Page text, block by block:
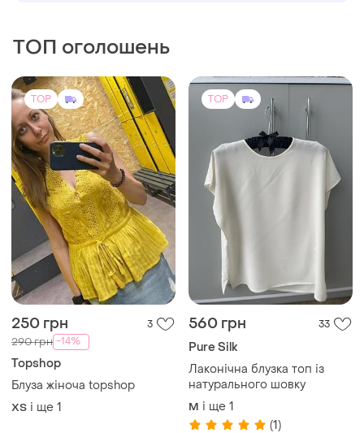
ТОП оголошень
TOP
250 грн 3
290 грн -14%
Topshop
Блуза жіноча topshop
ХS і ще 1
TOP
560 грн 33
Pure Silk
Лаконічна блузка топ із
натурального шовку
M і ще 1
(1)